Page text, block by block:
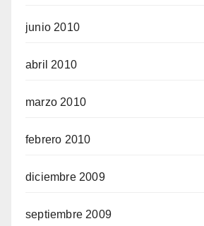
junio 2010
abril 2010
marzo 2010
febrero 2010
diciembre 2009
septiembre 2009